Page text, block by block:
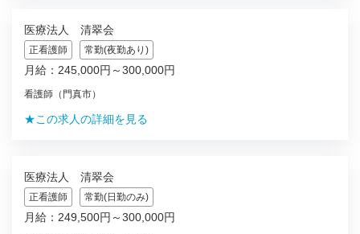
医療法人 清翠会
正看護師 常勤(夜勤あり)
月給：245,000円～300,000円
看護師（門真市）
★この求人の詳細を見る
医療法人 清翠会
正看護師 常勤(日勤のみ)
月給：249,500円～300,000円